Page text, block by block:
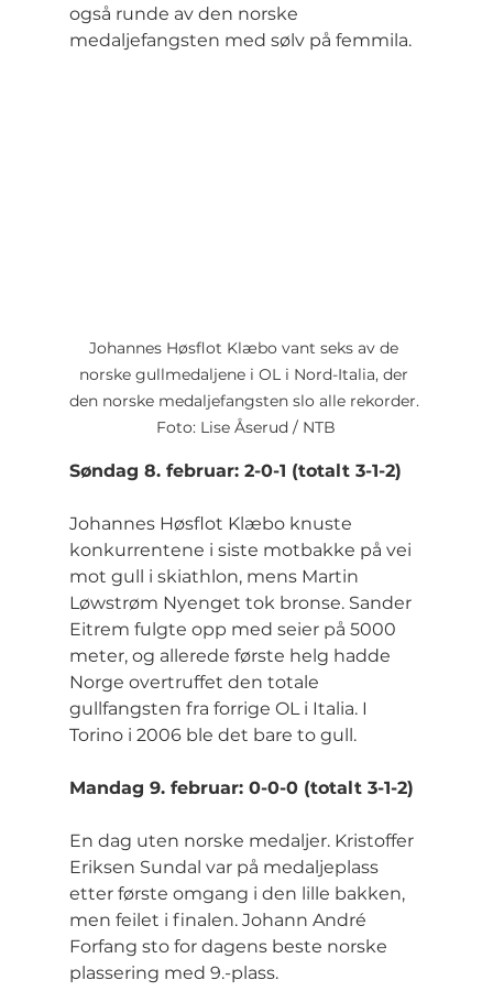
også runde av den norske
medaljefangsten med sølv på femmila.
Johannes Høsflot Klæbo vant seks av de
norske gullmedaljene i OL i Nord-Italia, der
den norske medaljefangsten slo alle rekorder.
Foto: Lise Åserud / NTB
Søndag 8. februar: 2-0-1 (totalt 3-1-2)
Johannes Høsflot Klæbo knuste
konkurrentene i siste motbakke på vei
mot gull i skiathlon, mens Martin
Løwstrøm Nyenget tok bronse. Sander
Eitrem fulgte opp med seier på 5000
meter, og allerede første helg hadde
Norge overtruffet den totale
gullfangsten fra forrige OL i Italia. I
Torino i 2006 ble det bare to gull.
Mandag 9. februar: 0-0-0 (totalt 3-1-2)
En dag uten norske medaljer. Kristoffer
Eriksen Sundal var på medaljeplass
etter første omgang i den lille bakken,
men feilet i finalen. Johann André
Forfang sto for dagens beste norske
plassering med 9.-plass.